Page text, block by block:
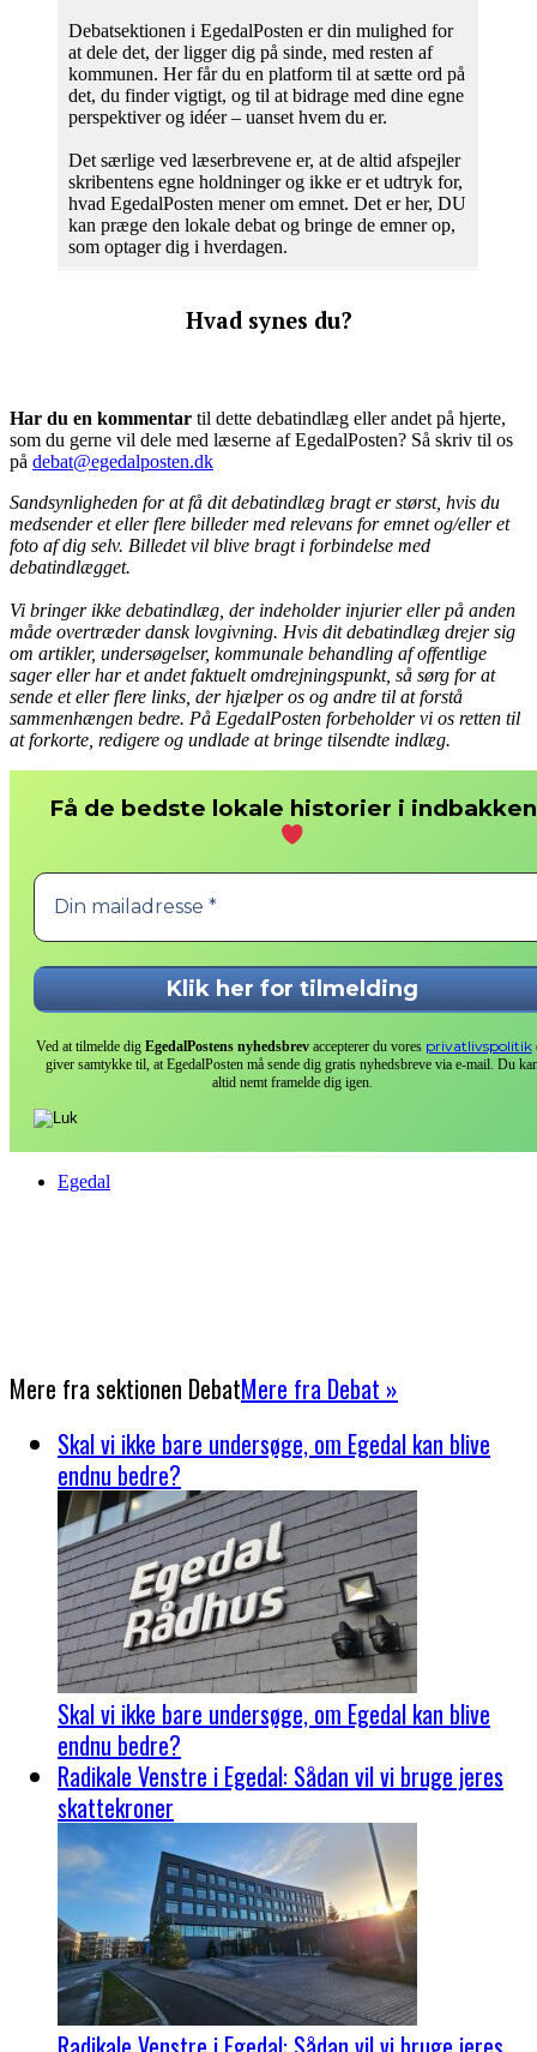
Debatsektionen i EgedalPosten er din mulighed for
at dele det, der ligger dig på sinde, med resten af
kommunen. Her får du en platform til at sætte ord på
det, du finder vigtigt, og til at bidrage med dine egne
perspektiver og idéer – uanset hvem du er.
Det særlige ved læserbrevene er, at de altid afspejler
skribentens egne holdninger og ikke er et udtryk for,
hvad EgedalPosten mener om emnet. Det er her, DU
kan præge den lokale debat og bringe de emner op,
som optager dig i hverdagen.
Hvad synes du?
Har du en kommentar til dette debatindlæg eller andet på hjerte,
som du gerne vil dele med læserne af EgedalPosten? Så skriv til os
på debat@egedalposten.dk
Sandsynligheden for at få dit debatindlæg bragt er størst, hvis du
medsender et eller flere billeder med relevans for emnet og/eller et
foto af dig selv. Billedet vil blive bragt i forbindelse med
debatindlægget.
Vi bringer ikke debatindlæg, der indeholder injurier eller på anden
måde overtræder dansk lovgivning. Hvis dit debatindlæg drejer sig
om artikler, undersøgelser, kommunale behandling af offentlige
sager eller har et andet faktuelt omdrejningspunkt, så sørg for at
sende et eller flere links, der hjælper os og andre til at forstå
sammenhængen bedre. På EgedalPosten forbeholder vi os retten til
at forkorte, redigere og undlade at bringe tilsendte indlæg.
Få de bedste lokale historier i indbakken
Ved at tilmelde dig EgedalPostens nyhedsbrevaccepterer du vores privatlivspolitik
giver samtykke til, at EgedalPosten må sende dig gratis nyhedsbreve via e-mail. Du
altid nemt framelde dig igen.
Egedal
Mere fra sektionen DebatMere fra Debat »
Skal vi ikke bare undersøge, om Egedal kan blive
endnu bedre?
Skal vi ikke bare undersøge, om Egedal kan blive
endnu bedre?
Radikale Venstre i Egedal: Sådan vil vi bruge jeres
skattekroner